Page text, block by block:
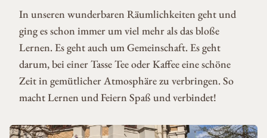
In unseren wunderbaren Räumlichkeiten geht und
ging es schon immer um viel mehr als das bloße
Lernen. Es geht auch um Gemeinschaft. Es geht
darum, bei einer Tasse Tee oder Kaffee eine schöne
Zeit in gemütlicher Atmosphäre zu verbringen. So
macht Lernen und Feiern Spaß und verbindet!